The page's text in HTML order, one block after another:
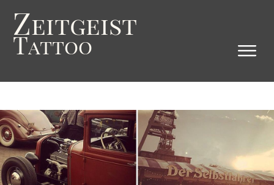
Zeitgeist
Tattoo